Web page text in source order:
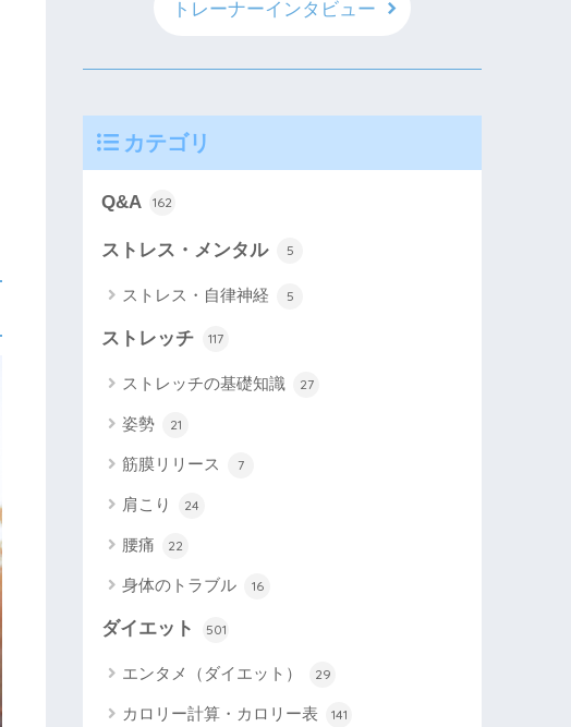
トレーナーインタビュー
カテゴリ
Q&A 162
ストレス・メンタル 5
ストレス・自律神経 5
ストレッチ 117
ストレッチの基礎知識 27
姿勢 21
筋膜リリース 7
肩こり 24
腰痛 22
身体のトラブル 16
ダイエット 501
エンタメ（ダイエット） 29
カロリー計算・カロリー表 141